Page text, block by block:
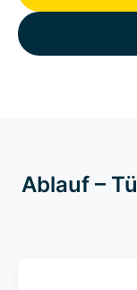
Ablauf –